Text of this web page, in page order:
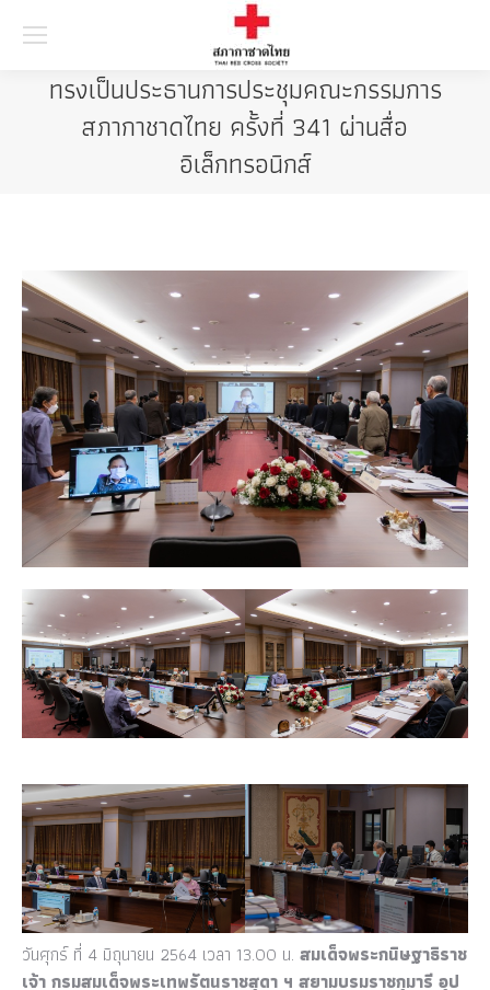
ทรงเป็นประธานการประชุมคณะกรรมการ
สภากาชาดไทย ครั้งที่ 341 ผ่านสื่อ
อิเล็กทรอนิกส์
วันศุกร์ ที่ 4 มิถุนายน 2564 เวลา 13.00 น. สมเด็จพระกนิษฐาธิราช
เจ้า กรมสมเด็จพระเทพรัตนราชสุดา ฯ สยามบรมราชกุมารี อุป